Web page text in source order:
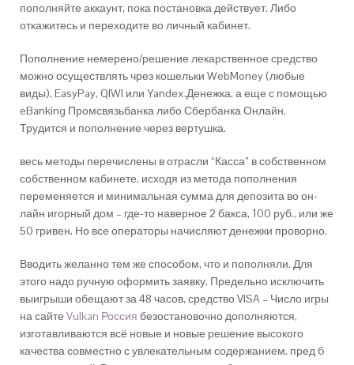
пополняйте аккаунт, пока постановка действует. Либо
откажитесь и переходите во личный кабинет.
Пополнение немерено/решение лекарственное средство
можно осуществлять чрез кошельки WebMoney (любые
виды), EasyPay, QIWI или Yandex.Денежка, а еще с помощью
eBanking Промсвязьбанка либо Сбербанка Онлайн.
Трудится и пополнение через вертушка.
весь методы перечислены в отрасли “Касса” в собственном
собственном кабинете. исходя из метода пополнения
переменяется и минимальная сумма для депозита во он-
лайн игорный дом – где-то наверное 2 бакса, 100 руб., или же
50 гривен. Но все операторы начисляют денежки проворно.
Вводить желанно тем же способом, что и пополняли. Для
этого надо ручную оформить заявку. Предельно исключить
выигрыши обещают за 48 часов, средство VISA – Число игры
на сайте Vulkan Россия безостановочно дополняются,
изготавливаются всё новые и новые решение высокого
качества совместно с увлекательным содержанием. пред 6